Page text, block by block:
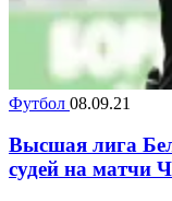
Футбол 08.09.21
Высшая лига
судей на матчи